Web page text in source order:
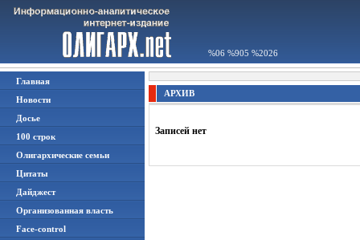
%06 %905 %2026
Главная
Новости
Досье
100 строк
Олигархические семьи
Цитаты
Дайджест
Организованная власть
Face-control
АРХИВ
Записей нет